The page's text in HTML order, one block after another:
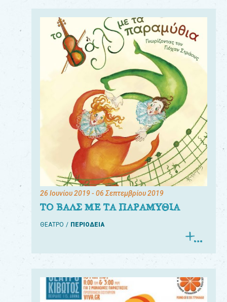
26 Ιουνίου 2019- 06 Σεπτεμβρίου 2019
ΤΟ ΒΑΛΣ ΜΕ ΤΑ ΠΑΡΑΜΥΘΙΑ
ΘΕΑΤΡΟ ΠΕΡΙΟΔΕΙΑ